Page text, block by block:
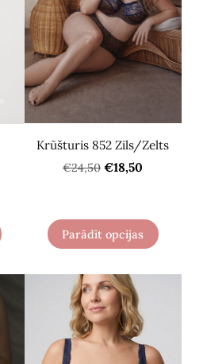
Krūšturis 852 Zils/Zelts
€24,50 €18,50
Parādīt opcijas